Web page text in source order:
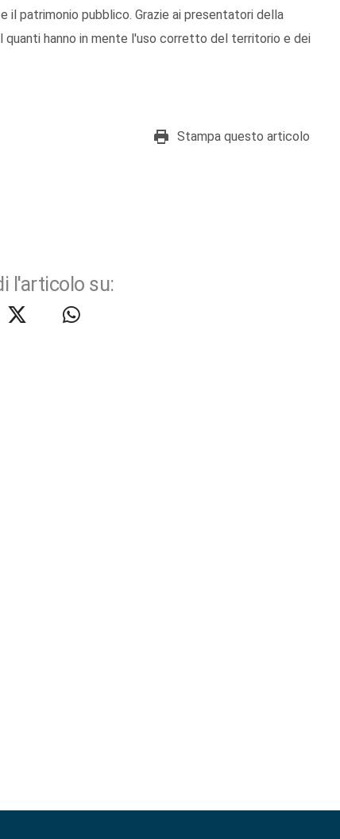
il patrimonio pubblico. Grazie ai presentatori della
hanno in mente l'uso corretto del territorio e dei
Stampa questo articolo
l'articolo su: